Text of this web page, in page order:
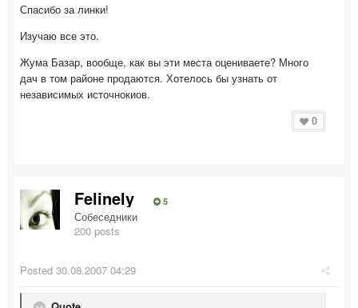
Спасибо за линки!
Изучаю все это.
Жума Базар, вообще, как вы эти места оцениваете? Много
дач в том районе продаются. Хотелось бы узнать от
независимых источнокиов.
0
Felinely 5
Собеседники
200 posts
Posted 30.08.2007 04:29